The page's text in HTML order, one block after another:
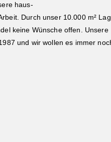
haus-
Durch unser 10.000 m²
keine Wünsche offen. Unsere
und wir wollen es immer